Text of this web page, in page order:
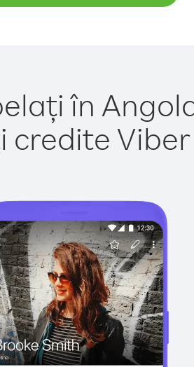
în
credite